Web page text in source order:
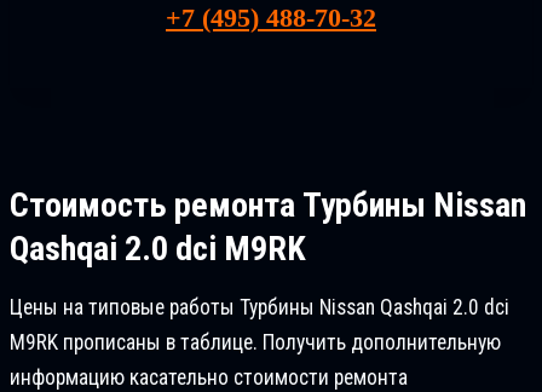
+7 (495) 488-70-32
Стоимость ремонта Турбины Nissan
Qashqai 2.0 dci M9RK
Цены на типовые работы Турбины Nissan Qashqai 2.0 dci
M9RK прописаны в таблице. Получить дополнительную
информацию касательно стоимости ремонта